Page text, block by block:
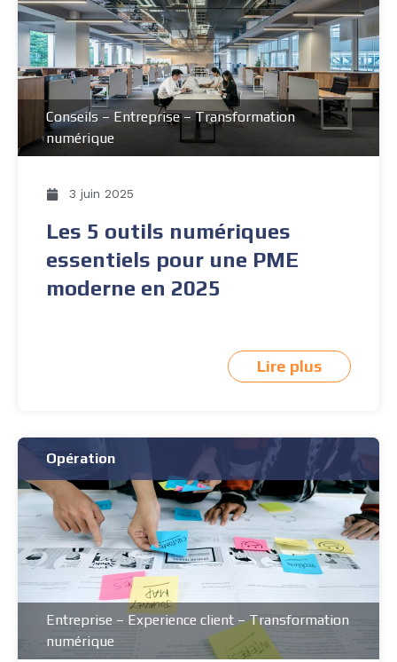
Conseils– Entreprise–Transformation
numérique
3 juin 2025
Les 5 outils numériques
essentiels pour une PME
moderne en 2025
Lire plus
Opération
Entreprise – Experience client –Transformation
numérique